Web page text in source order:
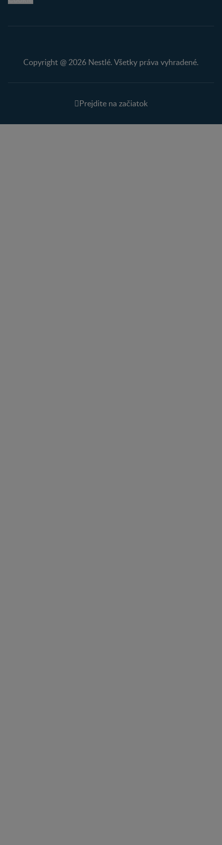
Copyright @ 2026 Nestlé. Všetky práva vyhradené.
Prejdite na začiatok